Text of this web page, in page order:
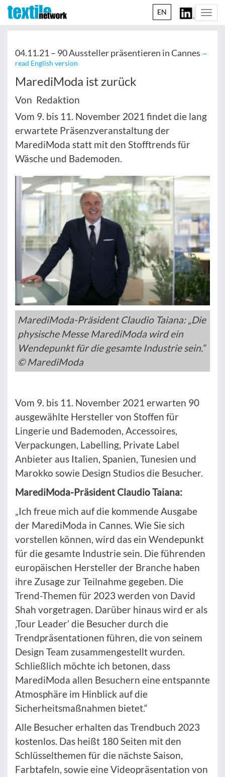
EN
04.11.21 – 90 Aussteller präsentieren in Cannes —
read English version
MarediModa ist zurück
Von Redaktion
Vom 9. bis 11. November 2021 findet die lang
erwartete Präsenzveranstaltung der
MarediModa statt mit den Stofftrends für
Wäsche und Bademoden.
MarediModa-Präsident Claudio Taiana: „Die
physische Messe MarediModa wird ein
Wendepunkt für die gesamte Industrie sein.“
© MarediModa
Vom 9. bis 11. November 2021 erwarten 90
ausgewählte Hersteller von Stoffen für
Lingerie und Bademoden, Accessoires,
Verpackungen, Labelling, Private Label
Anbieter aus Italien, Spanien, Tunesien und
Marokko sowie Design Studios die Besucher.
MarediModa-Präsident Claudio Taiana:
„Ich freue mich auf die kommende Ausgabe
der MarediModa in Cannes. Wie Sie sich
vorstellen können, wird das ein Wendepunkt
für die gesamte Industrie sein. Die führenden
europäischen Hersteller der Branche haben
ihre Zusage zur Teilnahme gegeben. Die
Trend-Themen für 2023 werden von David
Shah vorgetragen. Darüber hinaus wird er als
‚Tour Leader’ die Besucher durch die
Trendpräsentationen führen, die von seinem
Design Team zusammengestellt wurden.
Schließlich möchte ich betonen, dass
MarediModa allen Besuchern eine entspannte
Atmosphäre im Hinblick auf die
Sicherheitsmaßnahmen bietet.“
Alle Besucher erhalten das Trendbuch 2023
kostenlos. Das heißt 180 Seiten mit den
Schlüsselthemen für die nächste Saison,
Farbtafeln, sowie eine Videopräsentation von